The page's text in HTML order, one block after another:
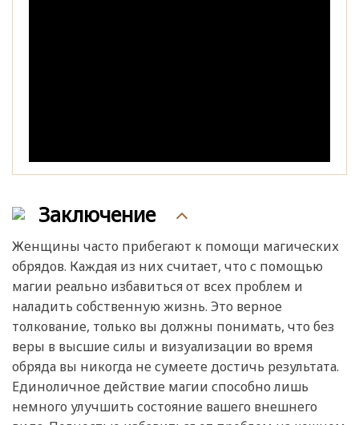
Заключение
Женщины часто прибегают к помощи магических
обрядов. Каждая из них считает, что с помощью
магии реально избавиться от всех проблем и
наладить собственную жизнь. Это верное
толкование, только вы должны понимать, что без
веры в высшие силы и визуализации во время
обряда вы никогда не сумеете достичь результата.
Единоличное действие магии способно лишь
немного улучшить состояние вашего внешнего